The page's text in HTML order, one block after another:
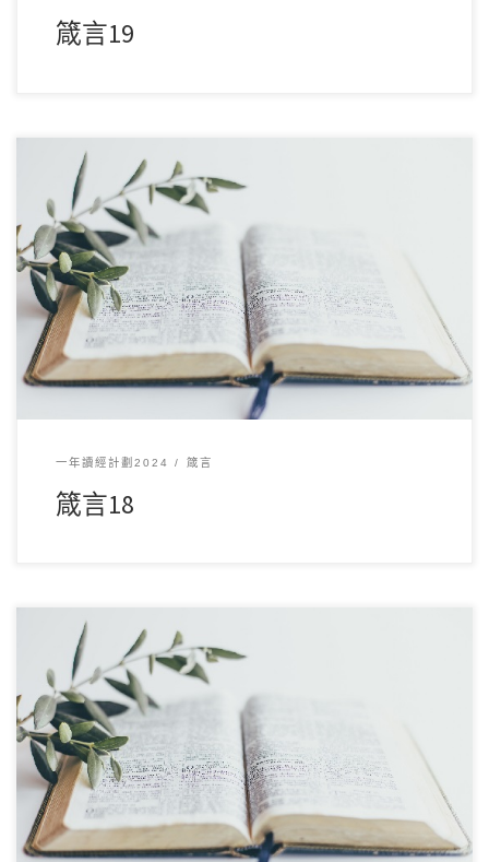
箴言19
12 月182024讀經範圍：箴言18 經文重點： 本章強調智慧與愚
昧之間的對比，提醒人要追求知識與 […]
一年讀經計劃2024 箴言
箴言18
12 月172024讀經範圍：箴言17 經文重點： 本章探討智慧、言
語、友誼和敬畏神的重要性。經文強 […]